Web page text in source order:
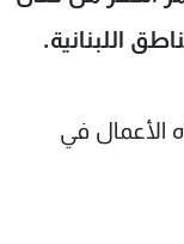
اللبنانية.
الأعمال في